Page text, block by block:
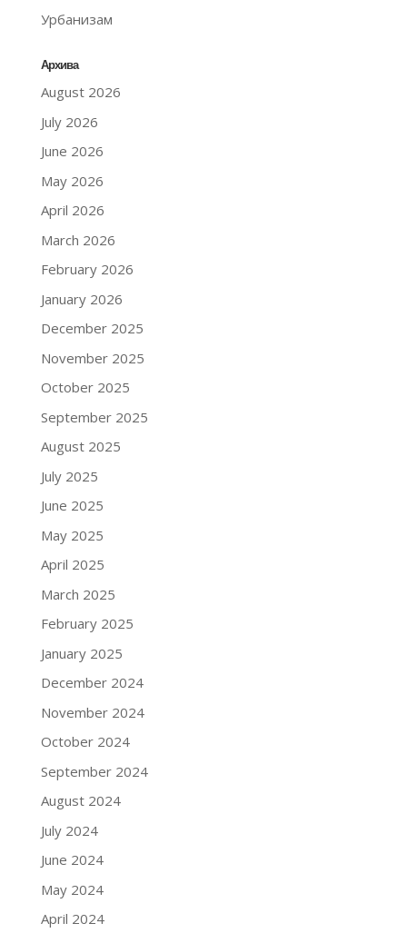
Урбанизам
Архива
August 2026
July 2026
June 2026
May 2026
April 2026
March 2026
February 2026
January 2026
December 2025
November 2025
October 2025
September 2025
August 2025
July 2025
June 2025
May 2025
April 2025
March 2025
February 2025
January 2025
December 2024
November 2024
October 2024
September 2024
August 2024
July 2024
June 2024
May 2024
April 2024